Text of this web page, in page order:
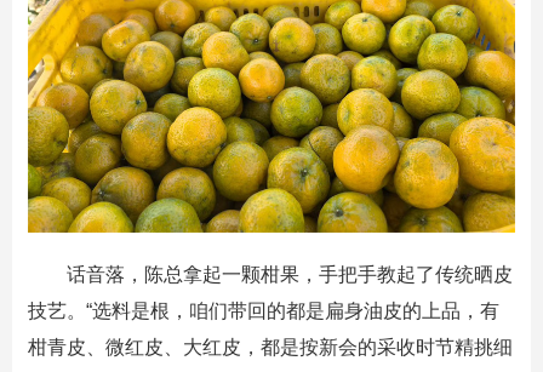
话音落，陈总拿起一颗柑果，手把手教起了传统晒皮
技艺。“选料是根，咱们带回的都是扁身油皮的上品，有
柑青皮、微红皮、大红皮，都是按新会的采收时节精挑细